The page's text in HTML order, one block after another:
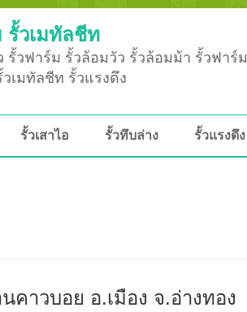
รั้วเมทัลชีท
รั้วฟาร์ม รั้วล้อมวัว รั้วล้อมม้า รั้วฟาร์ม
เมทัลชีท รั้วแรงดึง
รั้วเสาไอ รั้วทึบล่าง รั้วแรงดึง
คาวบอย อ.เมือง จ.อ่างทอง